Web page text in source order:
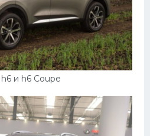
и h6 Coupe